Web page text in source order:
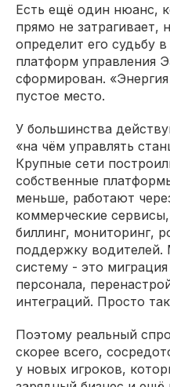
Есть ещё один нюанс,
прямо не
определит его судьбу
платформ управления
сформирован.
пустое место.
У большинства
«на чём управлять
Крупные сети
собственные
меньше, работают
коммерческие
биллинг, мониторинг,
поддержку
систему - это
персонала,
интеграций. Просто
Поэтому реальный
скорее всего,
у новых игроков,